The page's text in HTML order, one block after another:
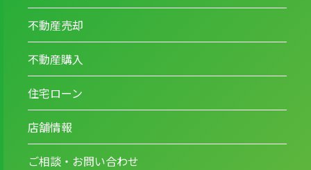
不動産売却
不動産購入
住宅ローン
店舗情報
ご相談・お問い合わせ